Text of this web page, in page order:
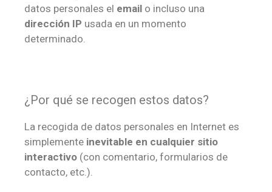
datos personales el email o incluso una
dirección IP usada en un momento
determinado.
¿Por qué se recogen estos datos?
La recogida de datos personales en Internet es
simplemente inevitable en cualquier sitio
interactivo (con comentario, formularios de
contacto, etc.).